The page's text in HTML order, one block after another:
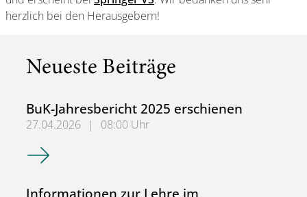
herzlich bei den Herausgebern!
Neueste Beiträge
BuK-Jahresbericht 2025 erschienen
27.04.2026 |
08:00 Uhr
BuK-Jahresbericht 2025 erschienen
Informationen zur Lehre im